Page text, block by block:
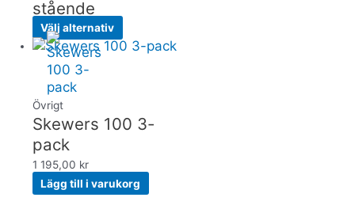
stående
Välj alternativ
Övrigt
Skewers 100 3-
pack
1 195,00 kr
Lägg till i varukorg